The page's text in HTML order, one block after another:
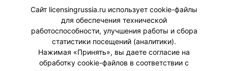
компания «Вольга».
#ПродвижениеБренда
Сайт licensingrussia.ru использует cookie-файлы
для обеспечения технической
работоспособности, улучшения работы и сбора
статистики посещений (аналитики).
Нажимая «Принять», вы даете согласие на
обработку cookie-файлов в соответствии с